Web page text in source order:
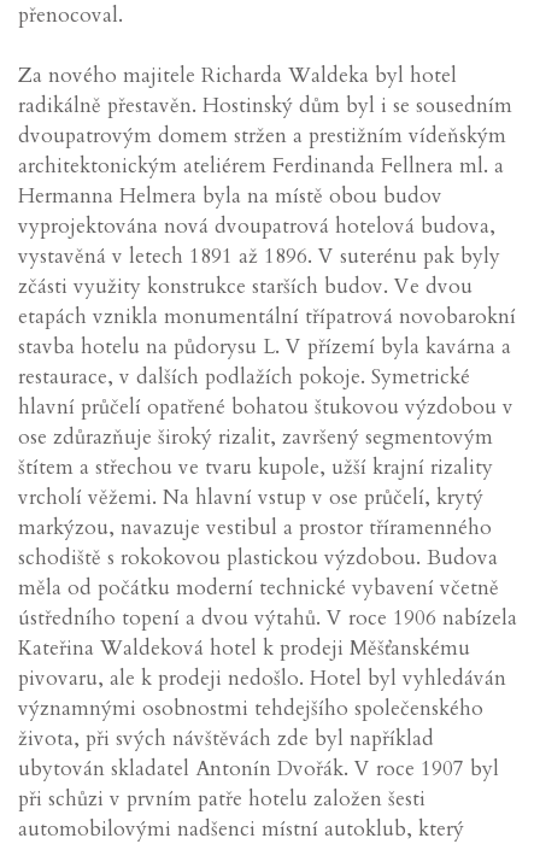
přenocoval.
Za nového majitele Richarda Waldeka byl hotel
radikálně přestavěn. Hostinský dům byl i se sousedním
dvoupatrovým domem stržen a prestižním vídeňským
architektonickým ateliérem Ferdinanda Fellnera ml. a
Hermanna Helmera byla na místě obou budov
vyprojektována nová dvoupatrová hotelová budova,
vystavěná v letech 1891 až 1896. V suterénu pak byly
zčásti využity konstrukce starších budov. Ve dvou
etapách vznikla monumentální třípatrová novobarokní
stavba hotelu na půdorysu L. V přízemí byla kavárna a
restaurace, v dalších podlažích pokoje. Symetrické
hlavní průčelí opatřené bohatou štukovou výzdobou v
ose zdůrazňuje široký rizalit, završený segmentovým
štítem a střechou ve tvaru kupole, užší krajní rizality
vrcholí věžemi. Na hlavní vstup v ose průčelí, krytý
markýzou, navazuje vestibul a prostor tříramenného
schodiště s rokokovou plastickou výzdobou. Budova
měla od počátku moderní technické vybavení včetně
ústředního topení a dvou výtahů. V roce 1906 nabízela
Kateřina Waldeková hotel k prodeji Měšťanskému
pivovaru, ale k prodeji nedošlo. Hotel byl vyhledáván
významnými osobnostmi tehdejšího společenského
života, při svých návštěvách zde byl například
ubytován skladatel Antonín Dvořák. V roce 1907 byl
při schůzi v prvním patře hotelu založen šesti
automobilovými nadšenci místní autoklub, který